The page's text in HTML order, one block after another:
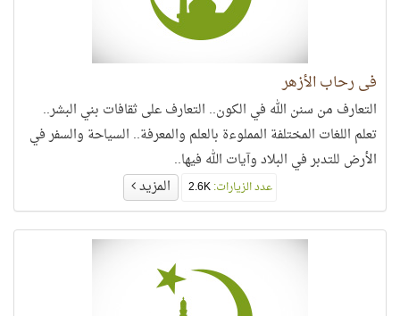
في رحاب الأزهر
التعارف من سنن الله في الكون.. التعارف على ثقافات بني البشر..
تعلم اللغات المختلفة المملوءة بالعلم والمعرفة.. السياحة والسفر في
الأرض للتدبر في البلاد وآيات الله فيها..
عدد الزيارات: المزيد